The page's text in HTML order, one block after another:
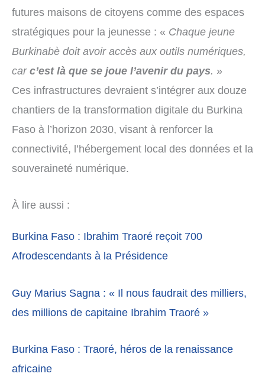
futures maisons de citoyens comme des espaces
stratégiques pour la jeunesse : « Chaque jeune
Burkinabè doit avoir accès aux outils numériques,
carc’est là que se joue l’avenir du pays. »
Ces infrastructures devraient s’intégrer aux douze
chantiers de la transformation digitale du Burkina
Faso à l’horizon 2030, visant à renforcer la
connectivité, l’hébergement local des données et la
souveraineté numérique.
À lire aussi :
Burkina Faso : Ibrahim Traoré reçoit 700
Afrodescendants à la Présidence
Guy Marius Sagna : « Il nous faudrait des milliers,
des millions de capitaine Ibrahim Traoré »
Burkina Faso : Traoré, héros de la renaissance
africaine